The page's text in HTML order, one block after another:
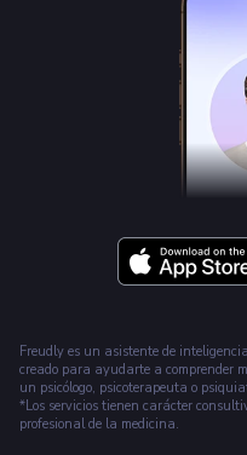
Freudly es un asistente de
creado para ayudarte a comprender
un psicólogo, psicoterapeuta o
*Los servicios tienen carácter
profesional de la medicina.